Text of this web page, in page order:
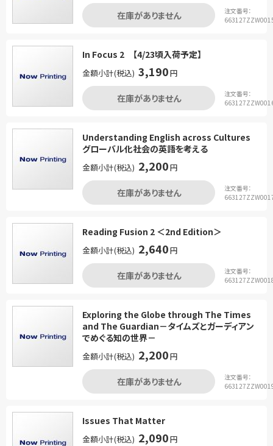
在庫がありません
注文番号：
In Focus 2 【4/23頃入荷予定】
金額小計(税込) 3,190円
在庫がありません
注文番号：
Understanding English across Cultures
グローバル化社会の英語を考える
金額小計(税込) 2,200円
在庫がありません
注文番号：
Reading Fusion 2 ＜2nd Edition＞
金額小計(税込) 2,640円
在庫がありません
注文番号：
Exploring the Globe through The Times
and The Guardian－タイムズとガーディアン
でめぐる知の世界－
金額小計(税込) 2,200円
在庫がありません
注文番号：
Issues That Matter
金額小計(税込) 2,090円